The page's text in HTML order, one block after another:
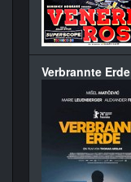
Verbrannte Erde